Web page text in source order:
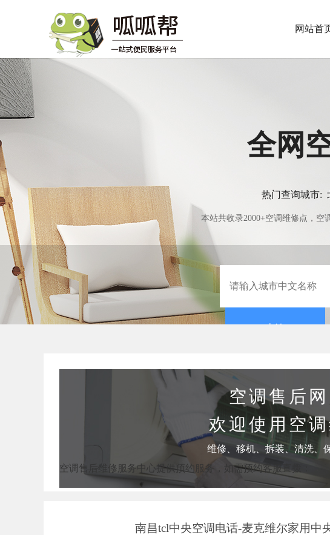
网站首
全网
热门查询城市:
本站共收录2000+空调维修点，
空调售后
欢迎使用空
维修、移机、拆装、清洗、
空调售后维修服务中心提供预约服务，如需预约客服直拨：
南昌tcl中央空调电话-麦克维尔家用中